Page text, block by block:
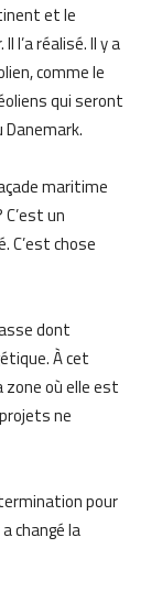
et le
l’a réalisé. Il y a
comme le
qui seront
maritime
un
C’est chose
dont
À cet
zone où elle est
ne
pour
changé la